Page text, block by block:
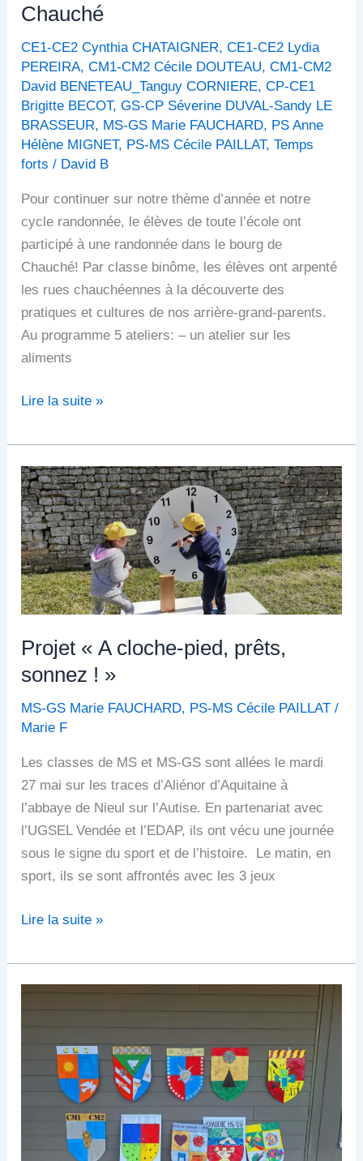
Chauché
CE1-CE2 Cynthia CHATAIGNER,CE1-CE2 Lydia
PEREIRA,CM1-CM2 Cécile DOUTEAU,CM1-CM2
David BENETEAU_Tanguy CORNIERE,CP-CE1
Brigitte BECOT,GS-CP Séverine DUVAL-Sandy LE
BRASSEUR, MS-GS Marie FAUCHARD, PS Anne
Hélène MIGNET, PS-MS Cécile PAILLAT,Temps
forts / David B
Pour continuer sur notre thème d’année et notre
cycle randonnée, le élèves de toute l’école ont
participé à une randonnée dans le bourg de
Chauché! Par classe binôme, les élèves ont arpenté
les rues chauchéennes à la découverte des
pratiques et cultures de nos arrière-grand-parents.
Au programme 5 ateliers: – un atelier sur les
aliments
Lire la suite »
Projet « A cloche-pied, prêts,
sonnez ! »
MS-GS Marie FAUCHARD, PS-MS Cécile PAILLAT /
Marie F
Les classes de MS et MS-GS sont allées le mardi
27 mai sur les traces d’Aliénor d’Aquitaine à
l’abbaye de Nieul sur l’Autise. En partenariat avec
l’UGSEL Vendée et l’EDAP, ils ont vécu une journée
sous le signe du sport et de l’histoire. Le matin, en
sport, ils se sont affrontés avec les 3 jeux
Projet
« A
cloche-
pied,
prêts,
sonnez
! »
Lire la suite »
Nouveau
thème